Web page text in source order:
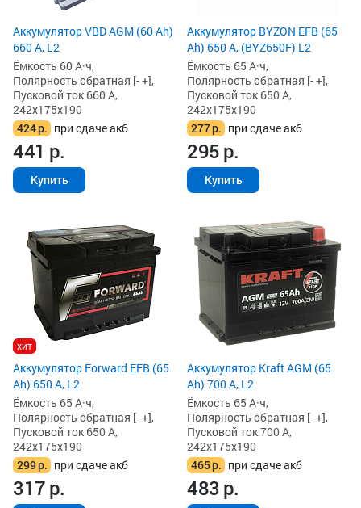
Аккумулятор VBD AGM (60 Ah)
660 А, L2
Ёмкость 60 А·ч,
Полярность обратная [- +],
Пусковой ток 660 А,
242x175x190
424р. при сдаче акб
441 р.
Купить
Аккумулятор BYZON EFB (65
Ah) 650 А, (BYZ650F) L2
Ёмкость 65 А·ч,
Полярность обратная [- +],
Пусковой ток 650 А,
242x175x190
277р. при сдаче акб
295р.
Купить
хит
Аккумулятор Forward EFB (65
Ah) 650 А, L2
Ёмкость 65 А·ч,
Полярность обратная [- +],
Пусковой ток 650 А,
242x175x190
299р. при сдаче акб
317р.
Аккумулятор Kraft AGM (65
Ah) 700 А, L2
Ёмкость 65 А·ч,
Полярность обратная [- +],
Пусковой ток 700 А,
242x175x190
465р. при сдаче акб
483р.